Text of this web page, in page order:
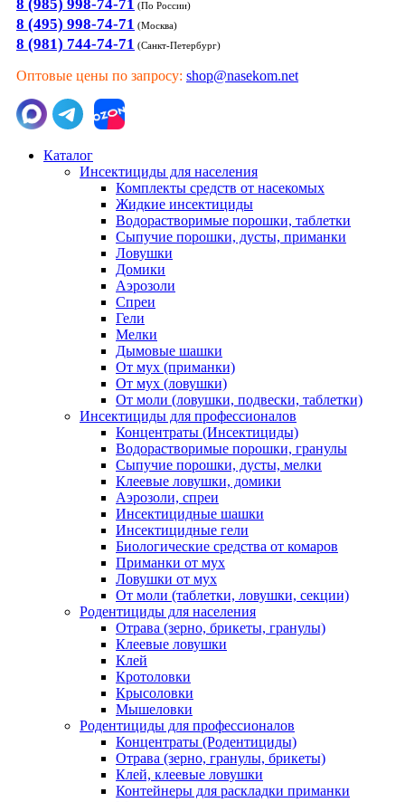
8 (985) 998-74-71 (По России)
8 (495) 998-74-71 (Москва)
8 (981) 744-74-71 (Санкт-Петербург)
Оптовые цены по запросу: shop@nasekom.net
Каталог
Инсектициды для населения
Комплекты средств от насекомых
Жидкие инсектициды
Водорастворимые порошки, таблетки
Сыпучие порошки, дусты, приманки
Ловушки
Домики
Аэрозоли
Спреи
Гели
Мелки
Дымовые шашки
От мух (приманки)
От мух (ловушки)
От моли (ловушки, подвески, таблетки)
Инсектициды для профессионалов
Концентраты (Инсектициды)
Водорастворимые порошки, гранулы
Сыпучие порошки, дусты, мелки
Клеевые ловушки, домики
Аэрозоли, спреи
Инсектицидные шашки
Инсектицидные гели
Биологические средства от комаров
Приманки от мух
Ловушки от мух
От моли (таблетки, ловушки, секции)
Родентициды для населения
Отрава (зерно, брикеты, гранулы)
Клеевые ловушки
Клей
Кротоловки
Крысоловки
Мышеловки
Родентициды для профессионалов
Концентраты (Родентициды)
Отрава (зерно, гранулы, брикеты)
Клей, клеевые ловушки
Контейнеры для раскладки приманки